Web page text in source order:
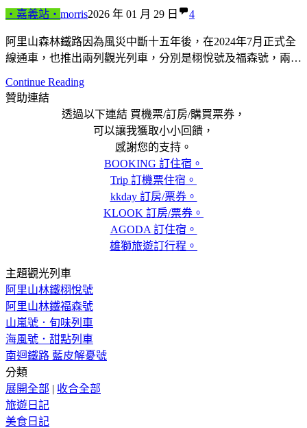
‧嘉義站‧ morris2026 年 01 月 29 日 4
阿里山森林鐵路因為風災中斷十五年後，在2024年7月正式全
線通車，也推出兩列觀光列車，分別是栩悅號及福森號，兩…
Continue Reading
贊助連結
透過以下連結 買機票/訂房/購買票券，
可以讓我獲取小小回饋，
感謝您的支持。
BOOKING 訂住宿。
Trip 訂機票住宿。
kkday 訂房/票券。
KLOOK 訂房/票券。
AGODA 訂住宿。
雄獅旅遊訂行程。
主題觀光列車
阿里山林鐵栩悅號
阿里山林鐵福森號
山嵐號．旬味列車
海風號．甜點列車
南迴鐵路 藍皮解憂號
分類
展開全部 | 收合全部
旅遊日記
美食日記